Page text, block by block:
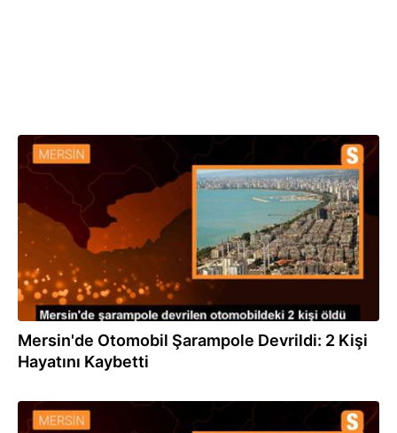
21.02.2024
Mersin'de Otomobil Şarampole Devrildi: 2 Kişi
Hayatını Kaybetti
10.08.2023